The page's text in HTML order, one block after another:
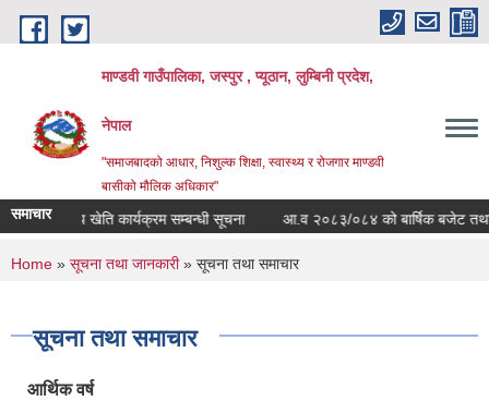
Skip to main content
माण्डवी गाउँपालिका, जस्पुर , प्यूठान, लुम्बिनी प्रदेश,
नेपाल
"समाजबादको आधार, निशुल्क शिक्षा, स्वास्थ्य र रोजगार माण्डवी
बासीको मौलिक अधिकार"
समाचारपुष्प खेति कार्यक्रम सम्बन्धी सूचना आ.व २०८३/०८४ को बार्षिक बजेट तथा
You are here
Home » सूचना तथा जानकारी» सूचना तथा समाचार
सूचना तथा समाचार
आर्थिक वर्ष